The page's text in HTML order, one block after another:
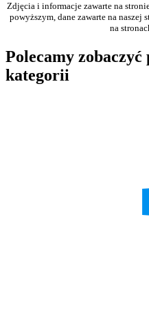
Zdjęcia i informacje zawarte na
powyższym, dane zawarte na
na
Polecamy zobaczyć
kategorii